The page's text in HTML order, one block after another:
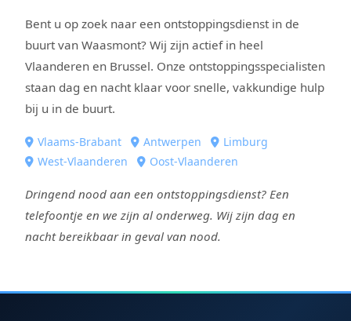
Bent u op zoek naar een ontstoppingsdienst in de
buurt van Waasmont? Wij zijn actief in heel
Vlaanderen en Brussel. Onze ontstoppingsspecialisten
staan dag en nacht klaar voor snelle, vakkundige hulp
bij u in de buurt.
Vlaams-Brabant Antwerpen
Limburg
West-Vlaanderen
Oost-Vlaanderen
Dringend nood aan een ontstoppingsdienst? Een
telefoontje en we zijn al onderweg. Wij zijn dag en
nacht bereikbaar in geval van nood.